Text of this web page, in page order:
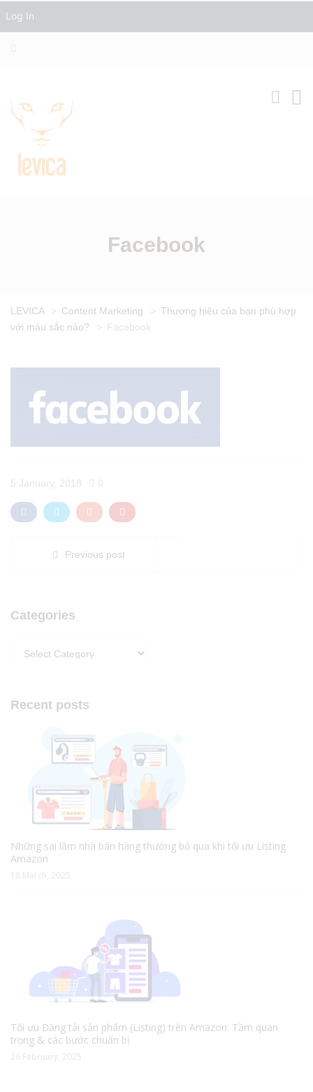
Facebook
LEVICA > Content Marketing > Thương hiệu của bạn phù hợp
với màu sắc nào?
> Facebook
5 January, 2018 0
Previous post
Categories
Recent posts
Những sai lầm nhà bán hàng thường bỏ qua khi tối ưu Listing
Amazon
18 March, 2025
Tối ưu Đăng tải sản phẩm (Listing) trên Amazon: Tầm quan
trọng & các bước chuẩn bị
26 February, 2025
Log In